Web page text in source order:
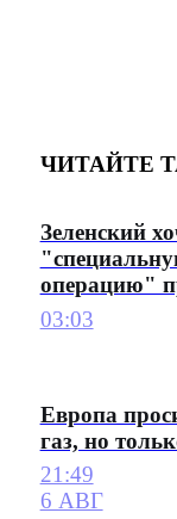
ЧИТАЙТЕ
Зеленский
операцию"
03:03
Европа
газ, но
21:49
6 АВГ